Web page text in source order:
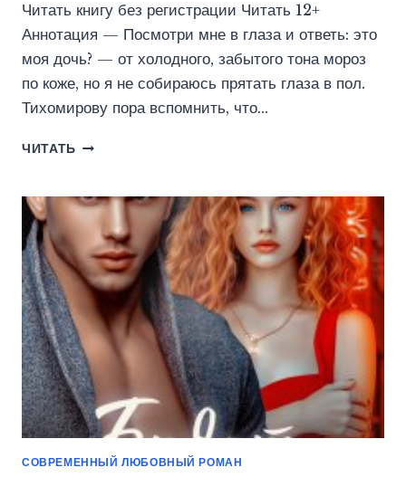
Читать книгу без регистрации Читать 12+
Аннотация — Посмотри мне в глаза и ответь: это
моя дочь? — от холодного, забытого тона мороз
по коже, но я не собираюсь прятать глаза в пол.
Тихомирову пора вспомнить, что…
ЧИТАТЬ НЕ
(КРИСТИНА
МАЙЕР)
СОВРЕМЕННЫЙ ЛЮБОВНЫЙ РОМАН